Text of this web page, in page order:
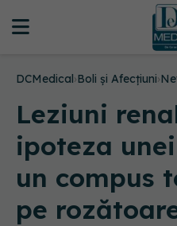
DCMedical›Boli și Afecțiuni›
Leziuni
ipoteza
un compus
pe